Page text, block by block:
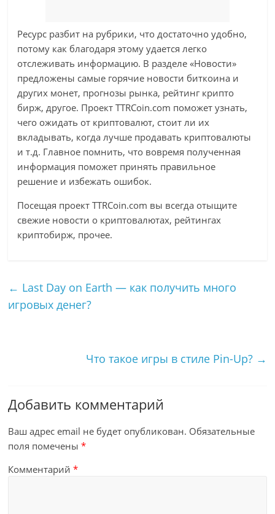
Ресурс разбит на рубрики, что достаточно удобно,
потому как благодаря этому удается легко
отслеживать информацию. В разделе «Новости»
предложены самые горячие новости биткоина и
других монет, прогнозы рынка, рейтинг крипто
бирж, другое. Проект TTRCoin.com поможет узнать,
чего ожидать от криптовалют, стоит ли их
вкладывать, когда лучше продавать криптовалюты
и т.д. Главное помнить, что вовремя полученная
информация поможет принять правильное
решение и избежать ошибок.
Посещая проект TTRCoin.com вы всегда отыщите
свежие новости о криптовалютах, рейтингах
криптобирж, прочее.
← Last Day on Earth — как получить много
игровых денег?
Что такое игры в стиле Pin-Up? →
Добавить комментарий
Ваш адрес email не будет опубликован. Обязательные
поля помечены*
Комментарий*